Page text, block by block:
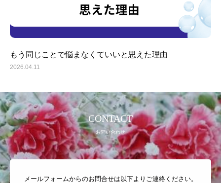
もう同じことで悩まなくていいと思えた理由
2026.04.11
CONTACT
お問い合わせ
メールフォームからのお問合せは以下よりご連絡ください。
全肯定® カウンセリング
各種講座
お客様の声
BLOG